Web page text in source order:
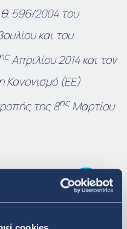
596/2004 του
και του
Απριλίου 2014 και τον
Κανονισμό (ΕΕ)
της 8ηςΜαρτίου